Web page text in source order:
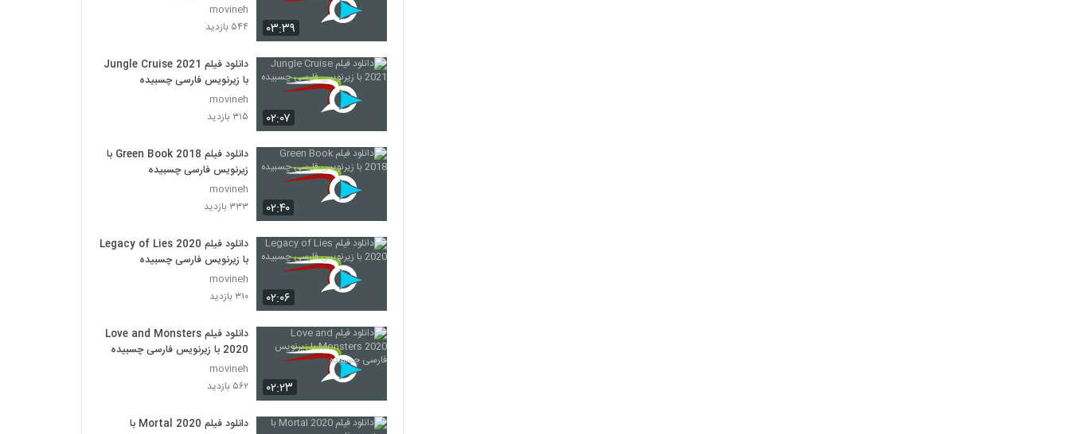
۰۳:۳۹
movineh
۵۴۴ بازدید
۰۲:۰۷
دانلود فیلم Jungle Cruise 2021
با زیرنویس فارسی چسبیده
movineh
۳۱۵ بازدید
۰۲:۴۰
دانلود فیلم Green Book 2018 با
زیرنویس فارسی چسبیده
movineh
۳۳۳ بازدید
۰۲:۰۶
دانلود فیلم Legacy of Lies 2020
با زیرنویس فارسی چسبیده
movineh
۳۱۰ بازدید
۰۲:۲۳
دانلود فیلم Love and Monsters
2020 با زیرنویس فارسی چسبیده
movineh
۵۶۲ بازدید
دانلود فیلم Mortal 2020 با